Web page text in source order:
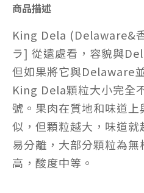
商品描述
King Dela (Delaware&
ラ] 從遠處看，容貌與
但如果將它與Delaware
King Dela顆粒大小完全
號。果肉在質地和味道上
似，但顆粒越大，味道
易分離，大部分顆粒為
高，酸度中等。